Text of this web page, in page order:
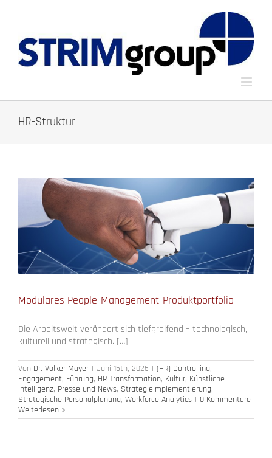
HR-Struktur
Modulares People-Management-Produktportfolio
Die Arbeitswelt verändert sich tiefgreifend – technologisch,
kulturell und strategisch. […]
Von Dr. Volker Mayer | Juni 15th, 2025 | (HR) Controlling,
Engagement, Führung, HR Transformation, Kultur, Künstliche
Intelligenz, Presse und News, Strategieimplementierung,
Strategische Personalplanung, Workforce Analytics | 0 Kommentare
Weiterlesen